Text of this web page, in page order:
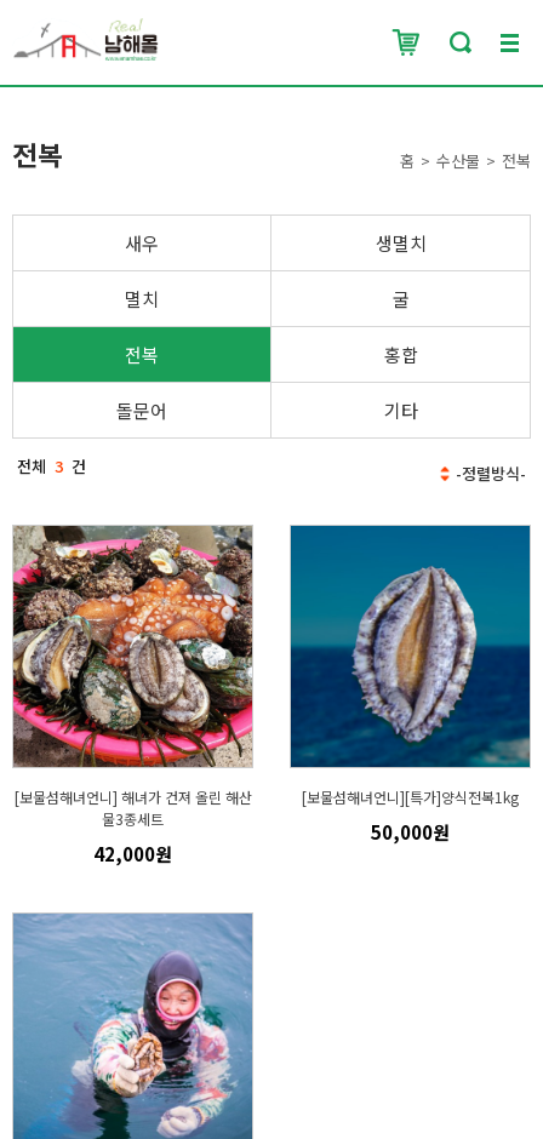
전복 홈 수산물 전복
새우 생멸치
멸치 굴
전복 홍합
돌문어 기타
전체 3 건
[보물섬해녀언니] 해녀가 건져 올린 해산
물3종세트
42,000원
[보물섬해녀언니][특가]양식전복1kg
50,000원